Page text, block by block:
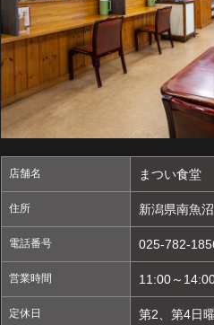
店舗名 まつい食堂
住所 新潟県南魚
電話番号 025-782-
営業時間 11:00～
定休日 第2、第4日